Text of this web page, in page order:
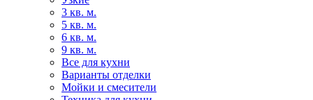
3 кв. м.
5 кв. м.
6 кв. м.
9 кв. м.
Все для кухни
Варианты отделки
Мойки и смесители